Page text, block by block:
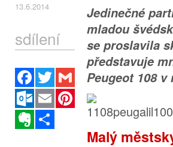
13.6.2014
sdílení
Facebook
Twitter
Gmail
Outlook.com
Email
Pinterest
Evernote
Jedinečné
mladou
se proslavila
představuje
Peugeot 108
Malý